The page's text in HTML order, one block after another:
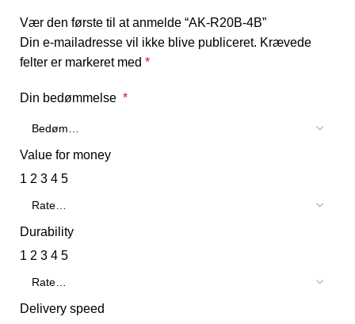
Vær den første til at anmelde “AK-R20B-4B”
Din e-mailadresse vil ikke blive publiceret. Krævede
felter er markeret med *
Din bedømmelse *
Value for money
1 2 3 4 5
Durability
1 2 3 4 5
Delivery speed